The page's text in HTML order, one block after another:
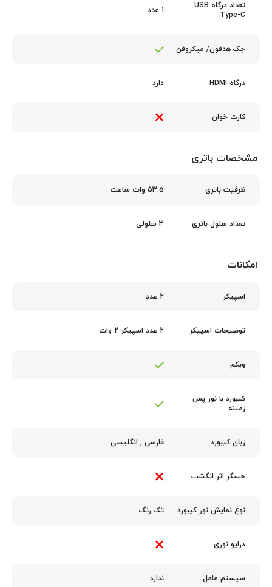
تعداد درگاه USB
Type-C
1 عدد
جک هدفون/ میکروفن
درگاه HDMI دارد
کارت‌ خوان
مشخصات باتری
ظرفیت باتری 53.5 وات ساعت
تعداد سلول باتری 3 سلولی
امکانات
اسپیکر 2 عدد
توضیحات اسپیکر 2 عدد اسپیکر 2 وات
وبکم
کیبورد با نور پس‌
زمینه
زبان کیبورد فارسی , انگلیسی
حسگر اثر انگشت
نوع نمایش نور کیبورد تک رنگ
درایو نوری
سیستم عامل ندارد